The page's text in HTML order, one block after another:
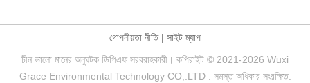
গোপনীয়তা নীতি| সাইট ম্যাপ
চীন ভালো মানের অনুঘটক ডিপিএফ সরবরাহকারী। কপিরাইট © 2021-2026 Wuxi
Grace Environmental Technology CO,.LTD . সমস্ত অধিকার সংরক্ষিত.